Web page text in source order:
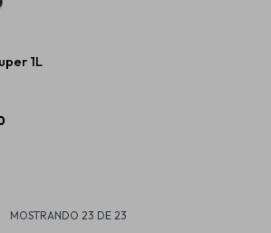
1L
MOSTRANDO 23 DE 23